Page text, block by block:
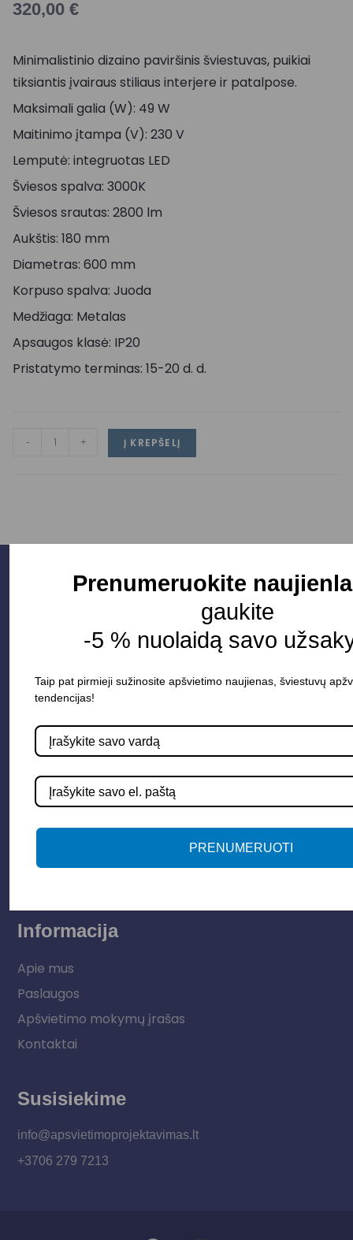
320,00 €
Minimalistinio dizaino paviršinis šviestuvas, puikiai
tiksiantis įvairaus stiliaus interjere ir patalpose.
Maksimali galia (W): 49 W
Maitinimo įtampa (V): 230 V
Lemputė: integruotas LED
Šviesos spalva: 3000K
Šviesos srautas: 2800 lm
Aukštis: 180 mm
Diametras: 600 mm
Korpuso spalva: Juoda
Medžiaga: Metalas
Apsaugos klasė: IP20
Pristatymo terminas: 15-20 d. d.
- + Į KREPŠELĮ
Parduotuvė
Apšvietimo sistemos
Elektros instaliacija
Lauko šviestuvai
Informacija
Apie mus
Paslaugos
Apšvietimo mokymų įrašas
Kontaktai
Susisiekime
info@apsvietimoprojektavimas.lt
+3706 279 7213
Prenumeruokite
gaukite
-5 % nuolaidą savo
Taip pat pirmieji sužinosite apšvietimo naujienas, šviestuvų
tendencijas!
PRENUMERUOTI